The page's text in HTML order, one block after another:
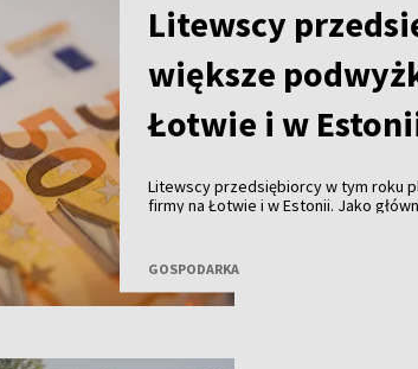
Litewscy
większe
Łotwie i w
Litewscy przedsiębiorcy w tym roku
firmy na Łotwie i w Estonii. Jako
zlecenie banku „Luminor”.
GOSPODARKA